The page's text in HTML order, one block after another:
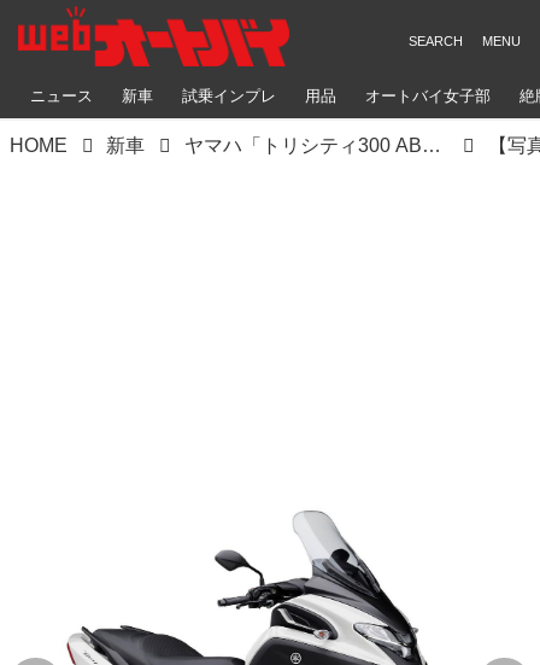
ニュース 新車 試乗インプレ 用品 オートバイ女子部 絶
HOME 新車 ヤマハ「トリシティ300 ABS」【サクッと読める！2026年モデル国産車図鑑】